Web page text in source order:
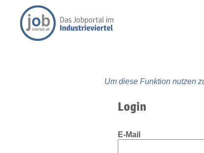
Um diese Funktion nutzen
Login
E-Mail